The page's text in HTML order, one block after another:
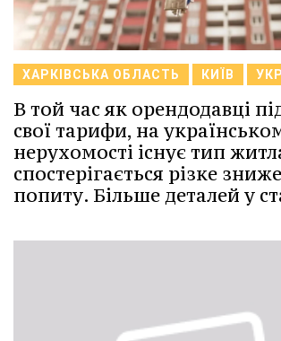
ХАРКІВСЬКА ОБЛАСТЬ КИЇВ
В той час як орендодавці
свої тарифи, на
нерухомості існує тип
спостерігається різке
попиту. Більше деталей у